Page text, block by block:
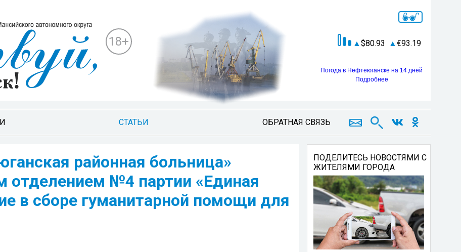
18+ 80.93 93.19
Погода в Нефтеюганске на 14 дней
Подробнее
СТАТЬИ ОБРАТНАЯ СВЯЗЬ
районная больница»
отделением №4 партии «Единая
в сборе гуманитарной помощи для
ПОДЕЛИТЕСЬ НОВОСТЯМИ С
ЖИТЕЛЯМИ ГОРОДА